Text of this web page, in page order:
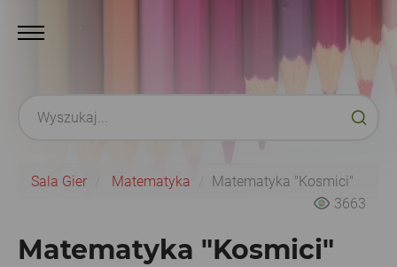
Sala Gier Matematyka
Matematyka "Kosmici"
3663
Matematyka "Kosmici"